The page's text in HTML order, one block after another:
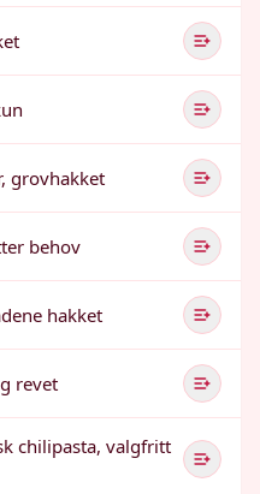
grovhakket
behov
hakket
revet
chilipasta, valgfritt